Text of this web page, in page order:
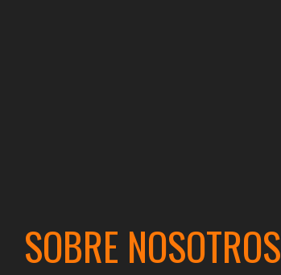
SOBRE NOSOTROS